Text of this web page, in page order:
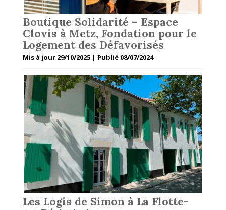
Boutique Solidarité – Espace
Clovis à Metz, Fondation pour le
Logement des Défavorisés
Mis à jour 29/10/2025 | Publié 08/07/2024
Les Logis de Simon à La Flotte-